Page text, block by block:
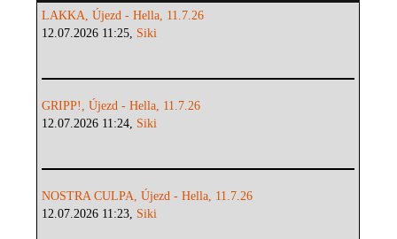
LAKKA, Újezd - Hella, 11.7.26
12.07.2026 11:25, Siki
GRIPP!, Újezd - Hella, 11.7.26
12.07.2026 11:24, Siki
NOSTRA CULPA, Újezd - Hella, 11.7.26
12.07.2026 11:23, Siki